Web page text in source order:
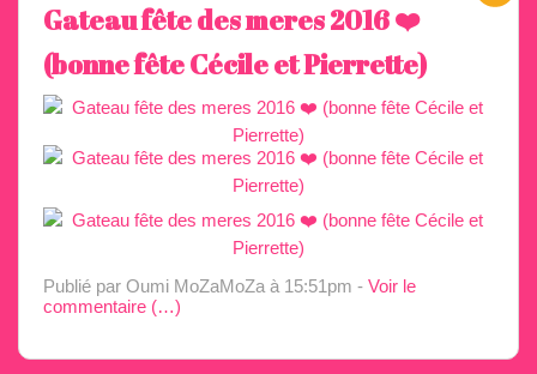
Gateau fête des meres 2016 ❤️
(bonne fête Cécile et Pierrette)
Publié par Oumi MoZaMoZa à 15:51pm - Voir le
commentaire (…)